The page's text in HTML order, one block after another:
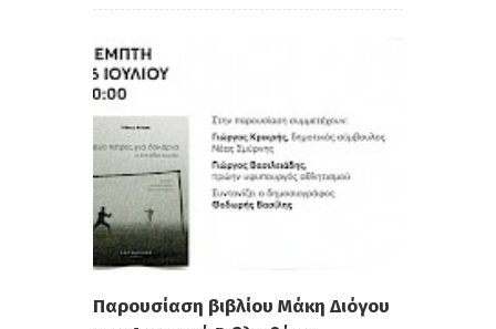
Παρουσίαση βιβλίου Μάκη Διόγου